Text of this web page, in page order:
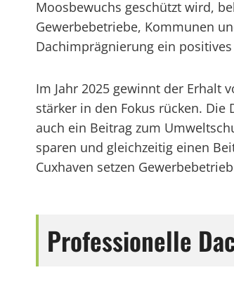
Moosbewuchs geschützt wird,
Gewerbebetriebe, Kommunen
Dachimprägnierung ein
Im Jahr 2025 gewinnt der Erhalt
stärker in den Fokus rücken.
auch ein Beitrag zum
sparen und gleichzeitig einen
Cuxhaven setzen
Professionelle